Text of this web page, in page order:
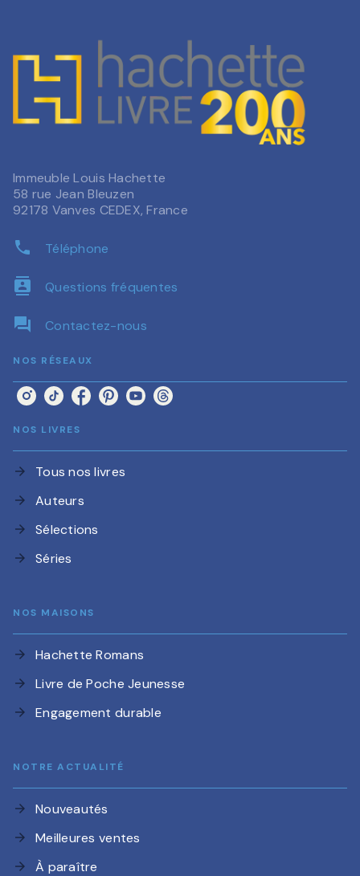
Immeuble Louis Hachette
58 rue Jean Bleuzen
92178 Vanves CEDEX, France
phone Téléphone
contacts Questions fréquentes
question_answer Contactez-nous
NOS RÉSEAUX
NOS LIVRES
arrow_forward Tous nos livres
arrow_forward Auteurs
arrow_forward Sélections
arrow_forward Séries
NOS MAISONS
arrow_forward Hachette Romans
arrow_forward Livre de Poche Jeunesse
arrow_forward Engagement durable
NOTRE ACTUALITÉ
arrow_forward Nouveautés
arrow_forward Meilleures ventes
arrow_forward À paraître